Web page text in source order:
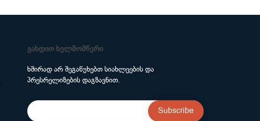
გახდით ხელმომწერი
ხშირად არ შეგაწუხებთ სიახლეების და
პრესრელიზების დაგზავნით.